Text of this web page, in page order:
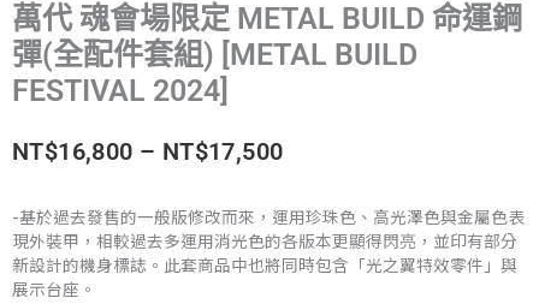
萬代 魂會場限定 METAL BUILD 命運鋼
彈(全配件套組) [METAL BUILD
FESTIVAL 2024]
NT$16,800 – NT$17,500價
範
-基於過去發售的一般版修改而來，運用珍珠色、高光澤色與金屬色表
現外裝甲，相較過去多運用消光色的各版本更顯得閃亮，並印有部分
新設計的機身標誌。此套商品中也將同時包含「光之翼特效零件」與
展示台座。